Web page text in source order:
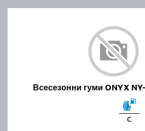
Всесезонни гуми ONYX
C